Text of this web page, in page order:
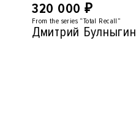
320 000 ₽
From the series “Total Recall”
Дмитрий Булныгин